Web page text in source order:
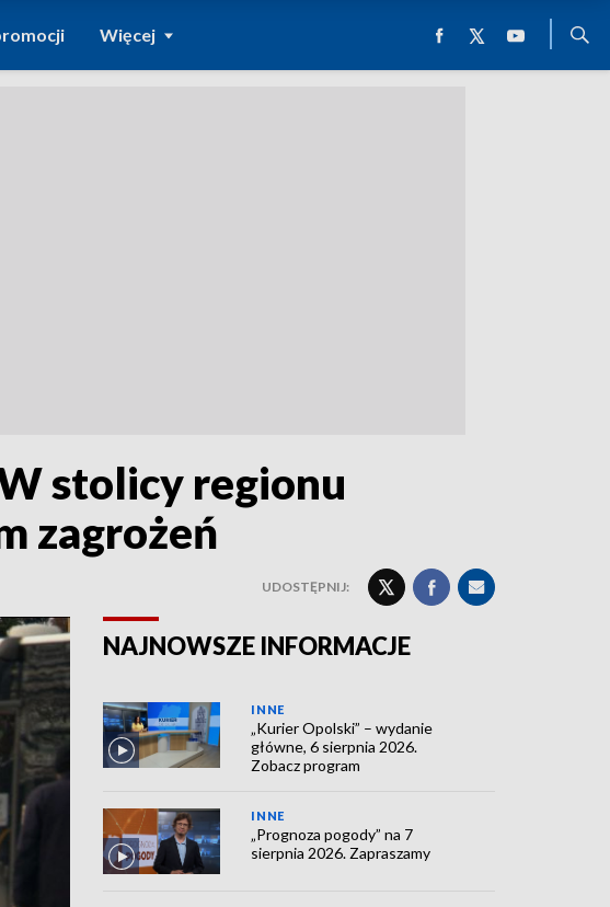
Więcej
stolicy regionu
zagrożeń
UDOSTĘPNIJ:
NAJNOWSZE INFORMACJE
INNE
„Kurier Opolski” – wydanie
główne, 6 sierpnia 2026.
Zobacz program
INNE
„Prognoza pogody” na 7
sierpnia 2026. Zapraszamy